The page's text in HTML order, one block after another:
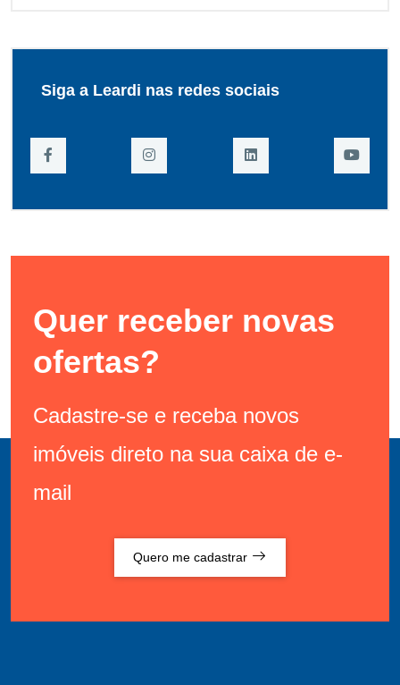
Siga a Leardi nas redes sociais
Quer receber novas
ofertas?
Cadastre-se e receba novos
imóveis direto na sua caixa de e-
mail
Quero me cadastrar